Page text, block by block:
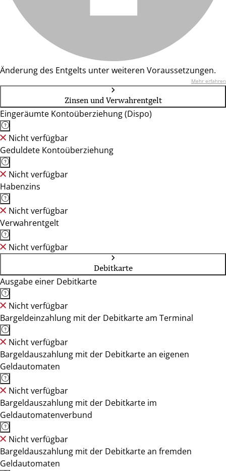
Änderung des Entgelts unter weiteren Voraussetzungen.
Mehr erfahren
Zinsen und Verwahrentgelt
Eingeräumte Kontoüberziehung (Dispo)
Nicht verfügbar
Geduldete Kontoüberziehung
Nicht verfügbar
Habenzins
Nicht verfügbar
Verwahrentgelt
Nicht verfügbar
Debitkarte
Ausgabe einer Debitkarte
Nicht verfügbar
Bargeldeinzahlung mit der Debitkarte am Terminal
Nicht verfügbar
Bargeldauszahlung mit der Debitkarte an eigenen
Geldautomaten
Nicht verfügbar
Bargeldauszahlung mit der Debitkarte im
Geldautomatenverbund
Nicht verfügbar
Bargeldauszahlung mit der Debitkarte an fremden
Geldautomaten